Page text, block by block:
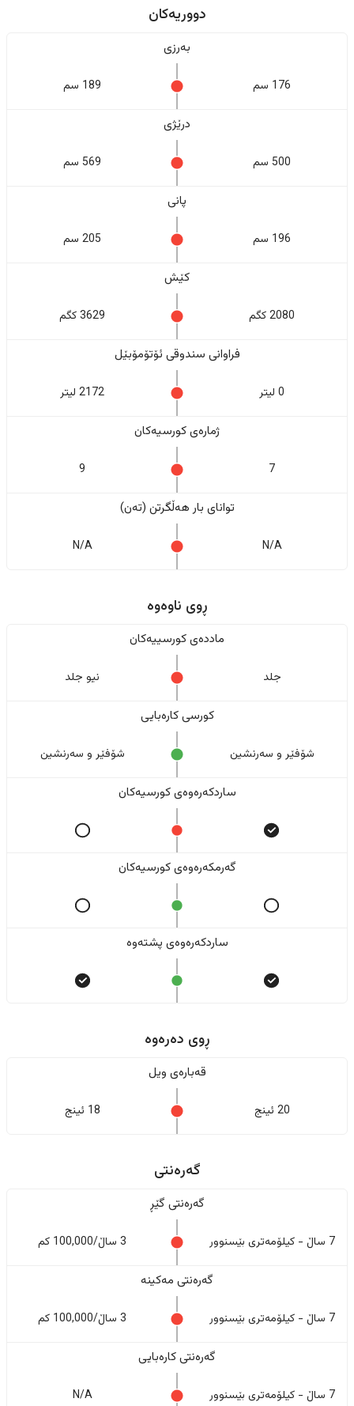
دووریەکان
بەرزی
176 سم 189 سم
درێژی
500 سم 569 سم
پانی
196 سم 205 سم
کێش
2080 کگم 3629 کگم
فراوانی سندوقی ئۆتۆمۆبێل
0 لیتر 2172 لیتر
ژمارەی کورسیەکان
7
9
تواناى بار هەڵگرتن (تەن)
N/A
N/A
ڕوی ناوەوە
ماددەی کورسییەکان
جلد نیو جلد
کورسی کارەبایی
شۆفێر و سەرنشین شۆفێر و سەرنشین
ساردکەرەوەی کورسیەکان
گەرمکەرەوەی کورسیەکان
ساردکەرەوەی پشتەوە
ڕوی دەرەوە
قەبارەی ویل
20 ئینج 18 ئینج
گەرەنتی
گەرەنتی گێڕ
7 ساڵ - کیلۆمەتری بێسنوور 3 ساڵ/100,000 کم
گەرەنتی مەکینە
7 ساڵ - کیلۆمەتری بێسنوور 3 ساڵ/100,000 کم
گەرەنتی کارەبایی
7 ساڵ - کیلۆمەتری بێسنوور N/A